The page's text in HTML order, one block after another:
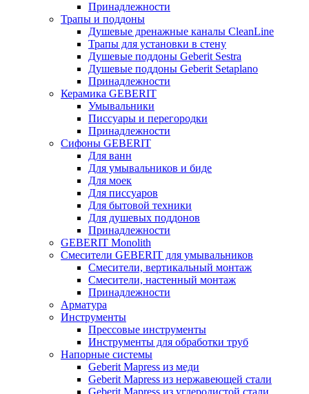
Принадлежности
Трапы и поддоны
Душевые дренажные каналы CleanLine
Трапы для установки в стену
Душевые поддоны Geberit Sestra
Душевые поддоны Geberit Setaplano
Принадлежности
Керамика GEBERIT
Умывальники
Писсуары и перегородки
Принадлежности
Сифоны GEBERIT
Для ванн
Для умывальников и биде
Для моек
Для писсуаров
Для бытовой техники
Для душевых поддонов
Принадлежности
GEBERIT Monolith
Смесители GEBERIT для умывальников
Смесители, вертикальный монтаж
Смесители, настенный монтаж
Принадлежности
Арматура
Инструменты
Прессовые инструменты
Инструменты для обработки труб
Напорные системы
Geberit Mapress из меди
Geberit Mapress из нержавеющей стали
Geberit Mapress из углеродистой стали